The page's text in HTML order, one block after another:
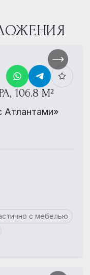
106.8 М²
Атлантами»
с мебелью